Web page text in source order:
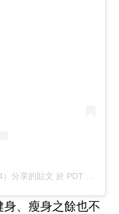
分享的貼文 於 PDT 2019 年 5月 月 9 日 上午 9:16
身、瘦身之餘也不